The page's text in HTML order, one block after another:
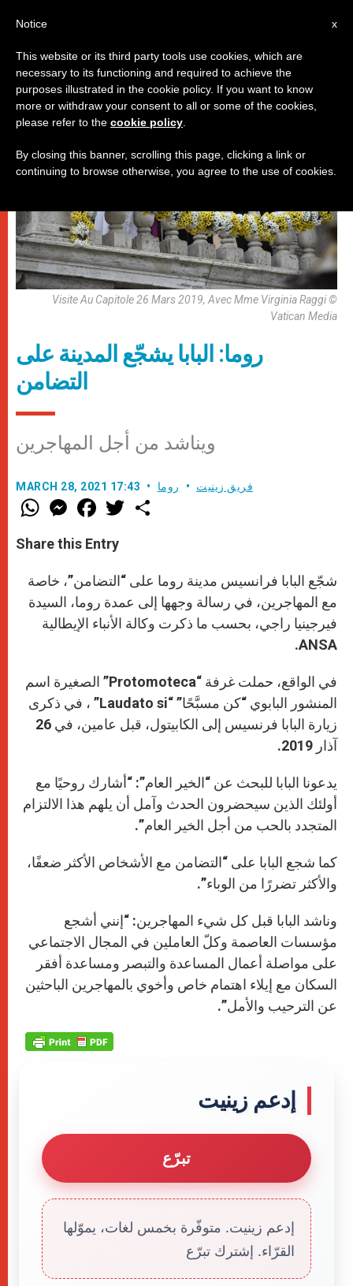
روما
Visite Au Capitole 26 Mars 2019, Avec Mme Virginia Raggi ©
Vatican Media
روما: البابا يشجّع المدينة على
التضامن
ويناشد من أجل المهاجرين
MARCH 28, 2021 17:43 فريق زينيت روما
W
h
t
s
p
p
M
e
s
e
g
e
r
F
a
e
b
o
k
w
Share this Entry
شجّع البابا فرانسيس مدينة روما على “التضامن”، خاصة
مع المهاجرين، في رسالة وجهها إلى عمدة روما، السيدة
فيرجينيا راجي، بحسب ما ذكرت وكالة الأنباء الإيطالية
ANSA.
في الواقع، حملت غرفة “Protomoteca” الصغيرة اسم
المنشور البابوي “كن مسبَّحًا” “Laudato si” ، في ذكرى
زيارة البابا فرنسيس إلى الكابيتول، قبل عامين، في 26
آذار 2019.
يدعونا البابا للبحث عن “الخير العام”: “أشارك روحيًا مع
أولئك الذين سيحضرون الحدث وآمل أن يلهم هذا الالتزام
المتجدد بالحب من أجل الخير العام”.
كما شجع البابا على “التضامن مع الأشخاص الأكثر ضعفًا،
والأكثر تضررًا من الوباء”.
وناشد البابا قبل كل شيء المهاجرين: “إنني أشجع
مؤسسات العاصمة وكلّ العاملين في المجال الاجتماعي
على مواصلة أعمال المساعدة والتبصر ومساعدة أفقر
السكان مع إيلاء اهتمام خاص وأخوي بالمهاجرين الباحثين
عن الترحيب والأمل”.
إدعم زينيت
تبرّع
إدعم زينيت. متوفّرة بخمس لغات، يموّلها
القرّاء. إشترك تبرّع
x
Notice
This website or its third party tools use cookies, which are
necessary to its functioning and required to achieve the
purposes illustrated in the cookie policy. If you want to know
more or withdraw your consent to all or some of the cookies,
please refer to the cookie policy
By closing this banner, scrolling this page, clicking a link or
continuing to browse otherwise, you agree to the use of cookies.